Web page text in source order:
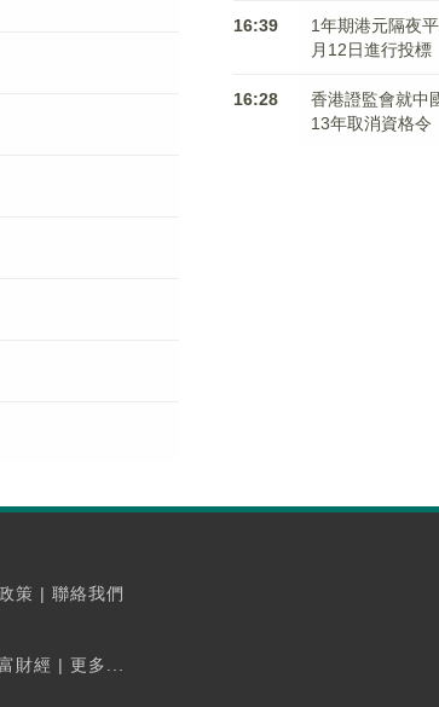
16:39
1年期港元隔夜
月12日進行投標
16:28
香港證監會就中
13年取消資格令
策 | 聯絡我們
財經 | 更多...